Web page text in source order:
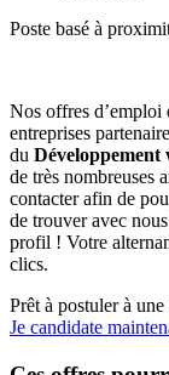
Poste basé à
Nos offres d’emploi
entreprises
du Développement
de très nombreuses
contacter afin de
de trouver avec
profil ! Votre
clics.
Prêt à postuler à une
Je candidate